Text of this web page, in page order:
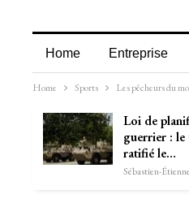
Home Entreprise
Home Sports Les pêcheurs du
Loi de
guerrier : le
ratifié le…